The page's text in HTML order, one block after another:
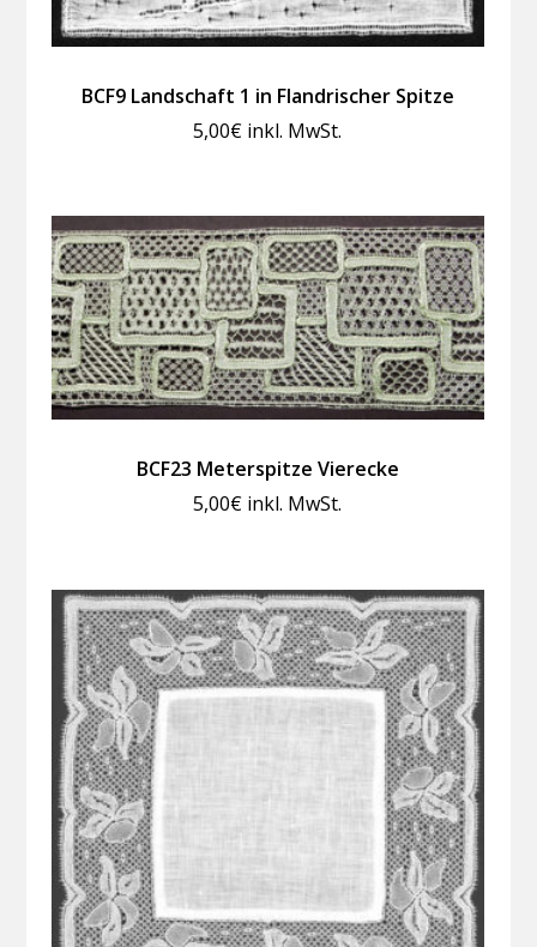
BCF9 Landschaft 1 in Flandrischer Spitze
5,00€ inkl. MwSt.
BCF23 Meterspitze Vierecke
5,00€ inkl. MwSt.